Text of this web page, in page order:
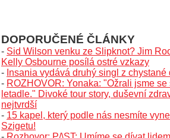
DOPORUČENÉ ČLÁNKY
- Sid Wilson venku ze Slipknot? Jim
Kelly Osbourne posílá ostré vzkazy
- Insania vydává druhý singl z chystané
- ROZHOVOR: Yonaka: "Ožrali jsme
letadle." Divoké tour story, duševní
nejtvrdší
- 15 kapel, který podle nás nesmíte
Szigetu!